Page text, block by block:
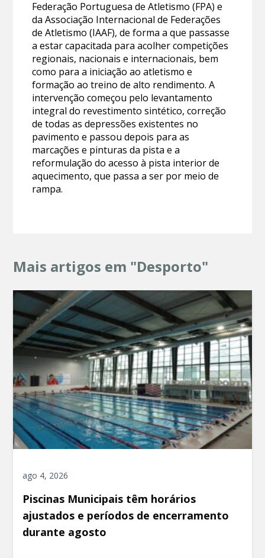
Federação Portuguesa de Atletismo (FPA) e
da Associação Internacional de Federações
de Atletismo (IAAF), de forma a que passasse
a estar capacitada para acolher competições
regionais, nacionais e internacionais, bem
como para a iniciação ao atletismo e
formação ao treino de alto rendimento. A
intervenção começou pelo levantamento
integral do revestimento sintético, correção
de todas as depressões existentes no
pavimento e passou depois para as
marcações e pinturas da pista e a
reformulação do acesso à pista interior de
aquecimento, que passa a ser por meio de
rampa.
Mais artigos em "Desporto"
ago 4, 2026
Piscinas Municipais têm horários
ajustados e períodos de encerramento
durante agosto